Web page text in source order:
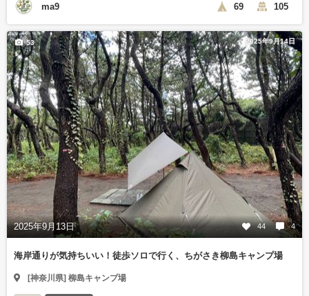
ma9 69 105
2025年9月14日
2025年9月13日 44 4
53
海岸通りが気持ちいい！徒歩ソロで行く、ちがさき柳島キャンプ場
[神奈川県] 柳島キャンプ場